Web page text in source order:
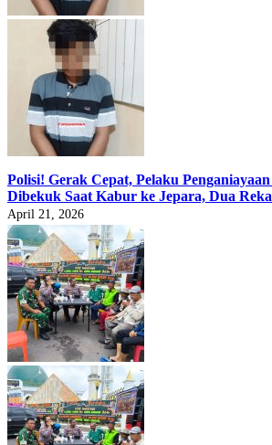
Polisi! Gerak Cepat, Pelaku
Dibekuk Saat Kabur ke Jepara, Dua
April 21, 2026